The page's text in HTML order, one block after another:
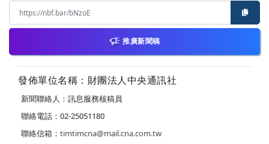
推廣新聞稿
發佈單位名稱：財團法人中央通訊社
新聞聯絡人：訊息服務核稿員
聯絡電話：02-25051180
聯絡信箱： timtimcna@mail.cna.com.tw